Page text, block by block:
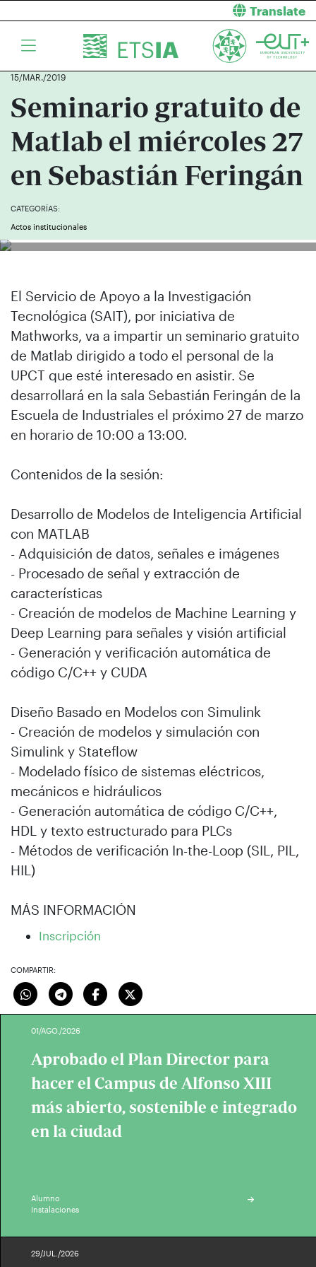
Translate
15/MAR./2019
Seminario gratuito de
Matlab el miércoles 27
en Sebastián Feringán
CATEGORÍAS:
Actos institucionales
El Servicio de Apoyo a la Investigación
Tecnológica (SAIT), por iniciativa de
Mathworks, va a impartir un seminario gratuito
de Matlab dirigido a todo el personal de la
UPCT que esté interesado en asistir. Se
desarrollará en la sala Sebastián Feringán de la
Escuela de Industriales el próximo 27 de marzo
en horario de 10:00 a 13:00.
Contenidos de la sesión:
Desarrollo de Modelos de Inteligencia Artificial
con MATLAB
- Adquisición de datos, señales e imágenes
- Procesado de señal y extracción de
características
- Creación de modelos de Machine Learning y
Deep Learning para señales y visión artificial
- Generación y verificación automática de
código C/C++ y CUDA
Diseño Basado en Modelos con Simulink
- Creación de modelos y simulación con
Simulink y Stateflow
- Modelado físico de sistemas eléctricos,
mecánicos e hidráulicos
- Generación automática de código C/C++,
HDL y texto estructurado para PLCs
- Métodos de verificación In-the-Loop (SIL, PIL,
HIL)
MÁS INFORMACIÓN
Inscripción
COMPARTIR:
01/AGO./2026
Aprobado el Plan Director para
hacer el Campus de Alfonso XIII
más abierto, sostenible e integrado
en la ciudad
Alumno
Instalaciones
29/JUL./2026